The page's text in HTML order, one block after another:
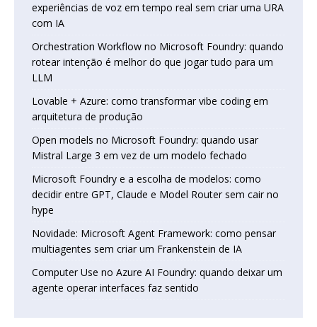
experiências de voz em tempo real sem criar uma URA
com IA
Orchestration Workflow no Microsoft Foundry: quando
rotear intenção é melhor do que jogar tudo para um
LLM
Lovable + Azure: como transformar vibe coding em
arquitetura de produção
Open models no Microsoft Foundry: quando usar
Mistral Large 3 em vez de um modelo fechado
Microsoft Foundry e a escolha de modelos: como
decidir entre GPT, Claude e Model Router sem cair no
hype
Novidade: Microsoft Agent Framework: como pensar
multiagentes sem criar um Frankenstein de IA
Computer Use no Azure AI Foundry: quando deixar um
agente operar interfaces faz sentido